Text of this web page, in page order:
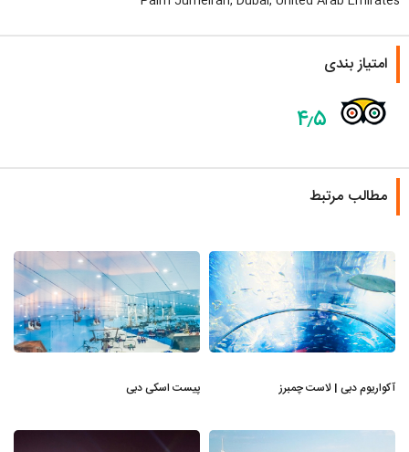
امتیاز بندی
۴٫۵
مطالب مرتبط
آکواریوم دبی | لاست چمبرز پیست اسکی دبی